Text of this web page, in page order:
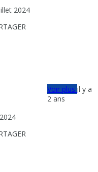
2024
Voir plusil y a
2 ans